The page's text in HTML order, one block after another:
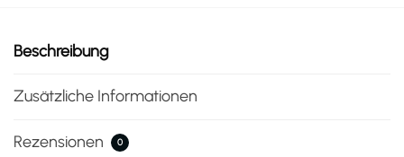
Beschreibung
Zusätzliche Informationen
Rezensionen 0